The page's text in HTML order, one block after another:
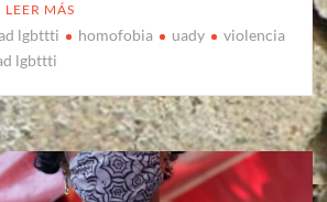
LEER MÁS
lgbttti homofobia uady
violencia
lgbttti